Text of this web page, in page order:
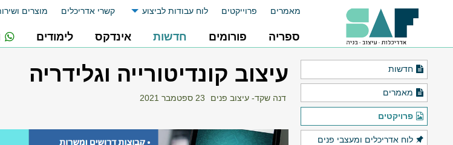
מאמרים פרוייקטים לוח עבודות לביצוע קשרי אדריכלים מוצרים
ספריה פורומים חדשות אינדקס לימודים
עיצוב קונדיטורייה וגלידריה
דנה שקד- עיצוב פנים 23 ספטמבר 2021
חדשות
מאמרים
פרויקטים
לוח אדריכלים ומעצבי פנים